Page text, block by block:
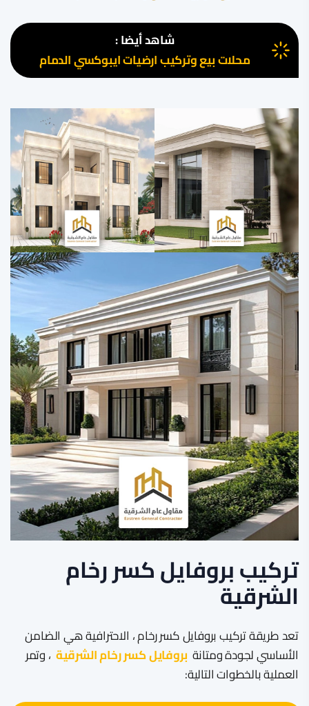
شاهد أيضا :
محلات بيع وتركيب ارضيات ايبوكسي الدمام
تركيب بروفايل كسر رخام
الشرقية
تعد طريقة تركيب بروفايل كسر رخام ، الاحترافية هي الضامن
الأساسي لجودة ومتانة بروفايل كسر رخام الشرقية ، وتمر
العملية بالخطوات التالية: